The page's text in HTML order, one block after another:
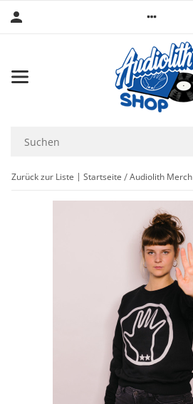
Zurück zur Liste Startseite Audiolith Merch